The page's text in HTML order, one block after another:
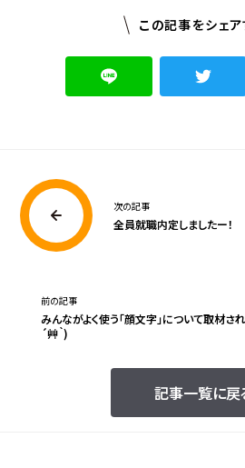
この記事をシェア
次の記事
全員就職内定しましたー！
記事一覧に戻
前の記事
みんながよく使う「顔文字」について取材さ
´艸｀)